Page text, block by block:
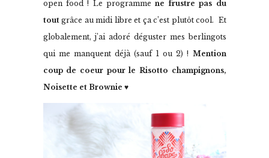
open food ! Le programmene frustre pas du
toutgrâce au midi libre et ça c’est plutôt cool. Et
globalement, j’ai adoré déguster mes berlingots
qui me manquent déjà (sauf 1 ou 2) ! Mention
coup de coeur pour le Risotto champignons,
Noisette et Brownie ♥